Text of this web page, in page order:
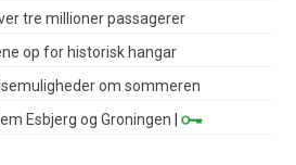
tre millioner passagerer
op for historisk hangar
om sommeren
Esbjerg og Groningen |